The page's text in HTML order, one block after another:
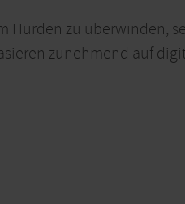
Hürden zu überwinden,
zunehmend auf